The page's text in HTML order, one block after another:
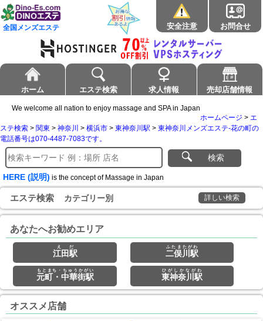
全国メンズエステ 安全注意 お問合せ
ホーム エステ検索 求人情報 売却店舗情報
We welcome all nation to enjoy massage and SPA in Japan
ホームページ > エ
ステ検索 > 関東 > 神奈川 > 横浜市 > 東神奈川駅 > 東神奈川メンズエステ-花の町の
電話番号は070-4487-7083です。
検索
HERE (説明) is the concept of Massage in Japan
エステ検索 カテゴリー別 詳しい検索
あなたへお勧めエリア
江田駅
えだ
二俣川駅
ふたまたがわ
元町・中華街駅
もとまち・ちゅうかがい
東神奈川駅
ひがしかながわ
オススメ店舗